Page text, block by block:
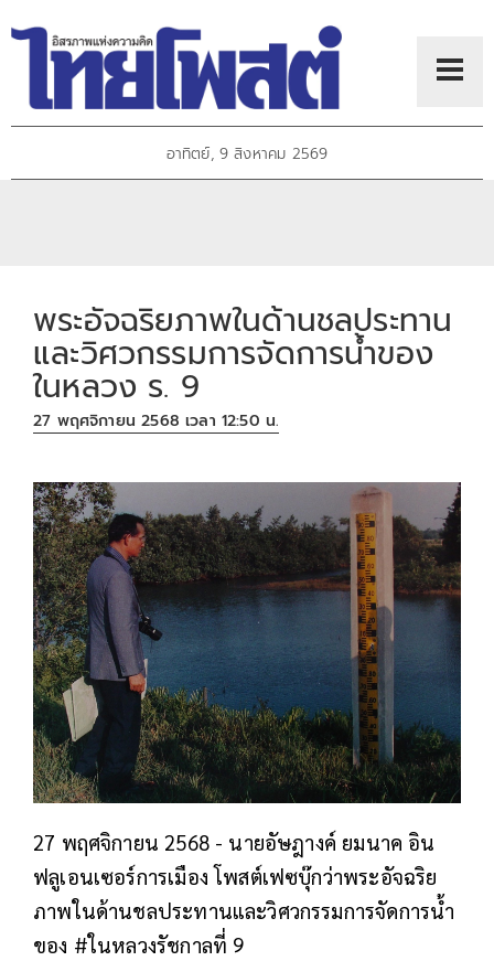
อาทิตย์, 9 สิงหาคม 2569
พระอัจฉริยภาพในด้านชลประทาน
และวิศวกรรมการจัดการน้ำของ
ในหลวง ร. 9
27 พฤศจิกายน 2568 เวลา 12:50 น.
27 พฤศจิกายน 2568 - นายอัษฎางค์ ยมนาค อิน
ฟลูเอนเซอร์การเมือง โพสต์เฟซบุ๊กว่าพระอัจฉริย
ภาพในด้านชลประทานและวิศวกรรมการจัดการน้ำ
ของ #ในหลวงรัชกาลที่ 9